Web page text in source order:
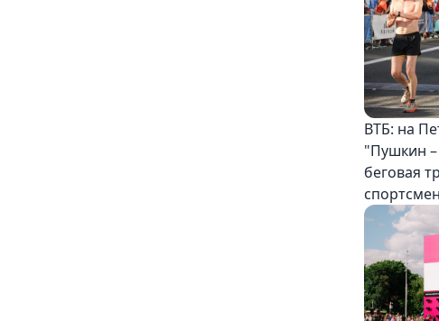
ВТБ: на
"Пушкин –
беговая